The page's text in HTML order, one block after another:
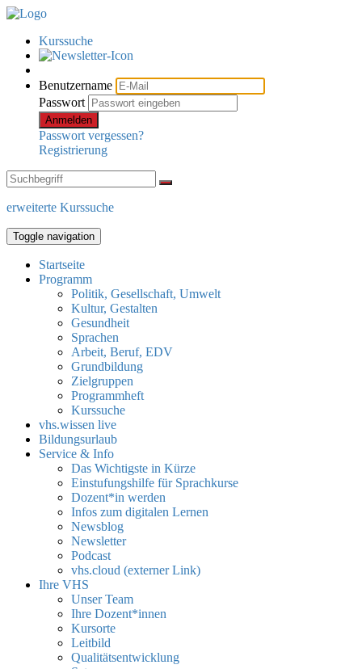
Kurssuche
Benutzername
Passwort
Anmelden
Passwort vergessen?
Registrierung
erweiterte Kurssuche
Toggle navigation
Startseite
Programm
Politik, Gesellschaft, Umwelt
Kultur, Gestalten
Gesundheit
Sprachen
Arbeit, Beruf, EDV
Grundbildung
Zielgruppen
Programmheft
Kurssuche
vhs.wissen live
Bildungsurlaub
Service & Info
Das Wichtigste in Kürze
Einstufungshilfe für Sprachkurse
Dozent*in werden
Infos zum digitalen Lernen
Newsblog
Newsletter
Podcast
vhs.cloud (externer Link)
Ihre VHS
Unser Team
Ihre Dozent*innen
Kursorte
Leitbild
Qualitätsentwicklung